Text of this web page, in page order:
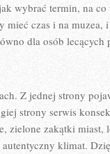
wybrać termin, na
czas i na muzea,
dla osób
Z jednej strony
strony serwis
zielone zakątki miast,
klimat.